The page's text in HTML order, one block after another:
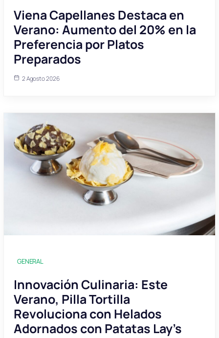
Viena Capellanes Destaca en
Verano: Aumento del 20% en la
Preferencia por Platos
Preparados
2 Agosto 2026
GENERAL
Innovación Culinaria: Este
Verano, Pilla Tortilla
Revoluciona con Helados
Adornados con Patatas Lay’s